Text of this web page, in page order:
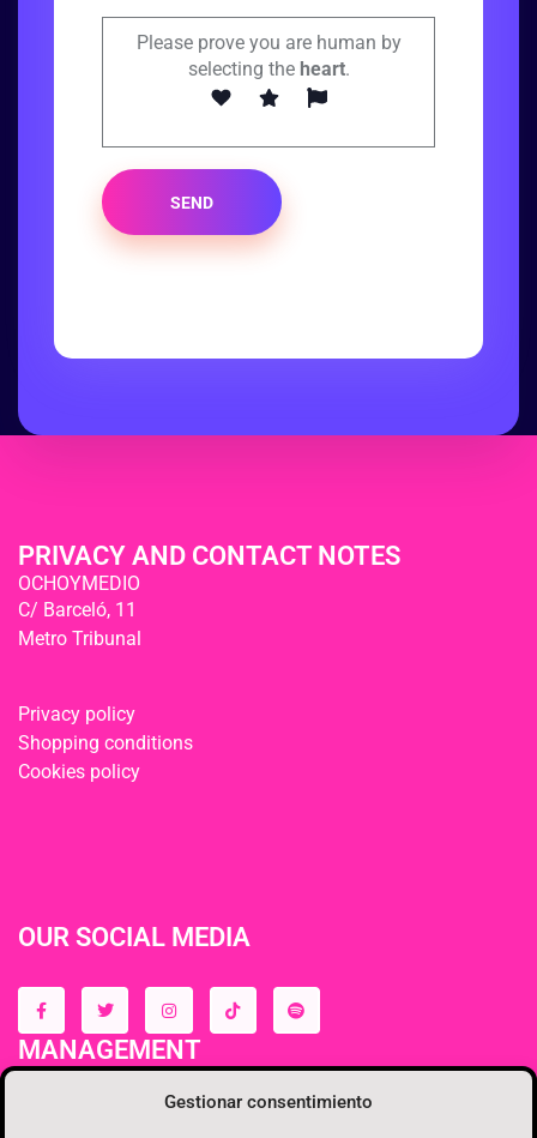
Gestionar consentimiento
Please prove you are human by
selecting theheart.
SEND
PRIVACY AND CONTACT NOTES
OCHOYMEDIO
C/ Barceló, 11
Metro Tribunal
Privacy policy
Shopping conditions
Cookies policy
OUR SOCIAL MEDIA
MANAGEMENT